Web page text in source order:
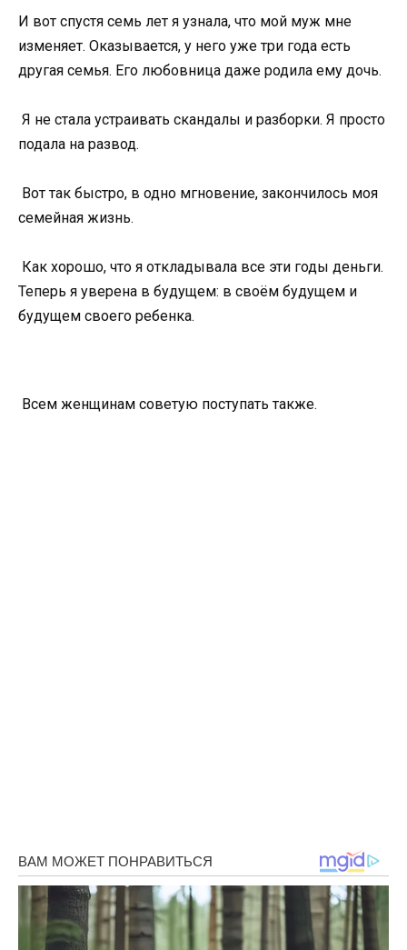
И вот спустя семь лет я узнала, что мой муж мне
изменяет. Оказывается, у него уже три года есть
другая семья. Его любовница даже родила ему дочь.
Я не стала устраивать скандалы и разборки. Я просто
подала на развод.
Вот так быстро, в одно мгновение, закончилось моя
семейная жизнь.
Как хорошо, что я откладывала все эти годы деньги.
Теперь я уверена в будущем: в своём будущем и
будущем своего ребенка.
Всем женщинам советую поступать также.